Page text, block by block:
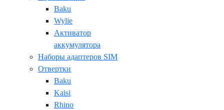
Baku
Wylie
Активатор
аккумулятора
Наборы адаптеров SIM
Отвертки
Baku
Kaisi
Rhino